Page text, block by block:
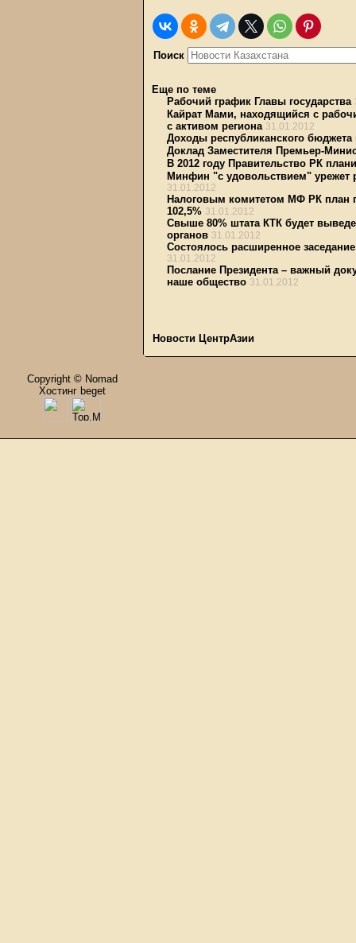
Поиск
Еще по теме
Рабочий график Главы государства
Кайрат Мами, находящийся с
с активом региона 31.01.2012
Доходы республиканского
Доклад Заместителя Премьер-
В 2012 году Правительство РК
Минфин "с удовольствием" урежет
31.01.2012
Налоговым комитетом МФ РК план
102,5% 31.01.2012
Свыше 80% штата КТК будет
органов 31.01.2012
Состоялось расширенное
31.01.2012
Послание Президента – важный
наше общество 31.01.2012
Новости ЦентрАзии
Copyright © Nomad
Хостинг beget